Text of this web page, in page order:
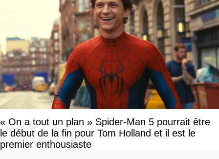
« On a tout un plan » Spider-Man 5 pourrait être
le début de la fin pour Tom Holland et il est le
premier enthousiaste